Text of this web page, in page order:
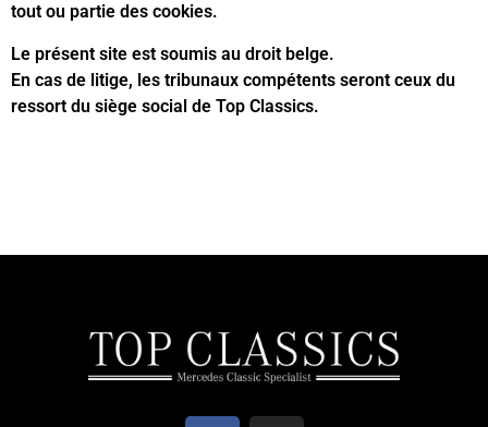
tout ou partie des cookies.
Le présent site est soumis au droit belge.
En cas de litige, les tribunaux compétents seront ceux du
ressort du siège social de Top Classics.